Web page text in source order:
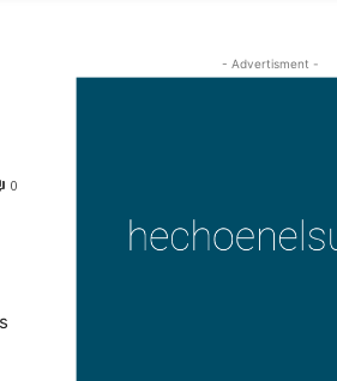
0
- Advertisment -